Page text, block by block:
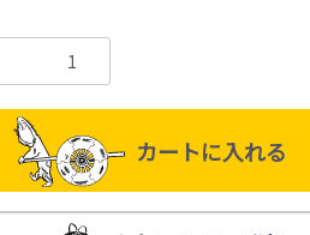
カートに入れる